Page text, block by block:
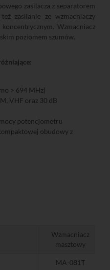
zasilacza z separatorem
zasilanie ze wzmacniaczy
Wzmacniacz
poziomem szumów.
> 694 MHz)
VHF oraz 30 dB
potencjometru
obudowy z
Wzmacniacz
masztowy
MA-081T